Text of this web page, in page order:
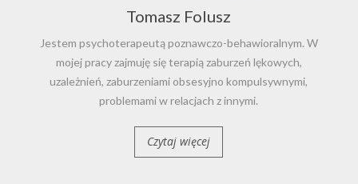
Tomasz Folusz
Jestem psychoterapeutą poznawczo-behawioralnym. W
mojej pracy zajmuję się terapią zaburzeń lękowych,
uzależnień, zaburzeniami obsesyjno kompulsywnymi,
problemami w relacjach z innymi.
Czytaj więcej